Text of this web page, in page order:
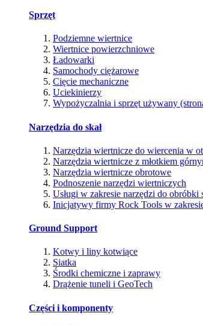
Sprzęt
Podziemne wiertnice
Wiertnice powierzchniowe
Ładowarki
Samochody ciężarowe
Cięcie mechaniczne
Uciekinierzy
Wypożyczalnia i sprzęt używany
Narzędzia do skał
Narzędzia wiertnicze do wiercenia w
Narzędzia wiertnicze z młotkiem
Narzędzia wiertnicze obrotowe
Podnoszenie narzędzi wiertniczych
Usługi w zakresie narzędzi do obróbki
Inicjatywy firmy Rock Tools w
Ground Support
Kotwy i liny kotwiące
Siatka
Środki chemiczne i zaprawy
Drążenie tuneli i GeoTech
Części i komponenty